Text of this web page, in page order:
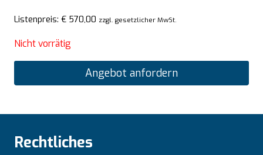
Listenpreis: € 570,00 zzgl. gesetzlicher MwSt.
Nicht vorrätig
Angebot anfordern
Rechtliches